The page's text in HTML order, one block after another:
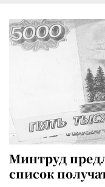
Минтруд
список